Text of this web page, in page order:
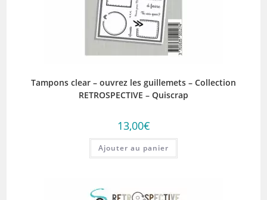
Tampons clear – ouvrez les guillemets – Collection
RETROSPECTIVE – Quiscrap
13,00€
Ajouter au panier